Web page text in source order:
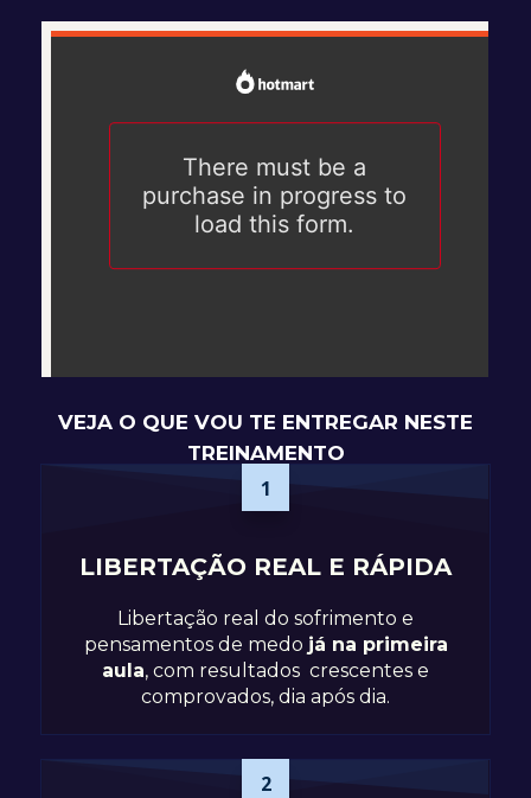
VEJA O QUE VOU TE ENTREGAR NESTE
TREINAMENTO
1
LIBERTAÇÃO REAL E RÁPIDA
Libertação real do sofrimento e
pensamentos de medo já na primeira
aula, com resultados crescentes e
comprovados, dia após dia.
2